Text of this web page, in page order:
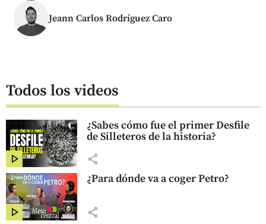
Jeann Carlos Rodríguez Caro
Todos los videos
¿Sabes cómo fue el primer Desfile
de Silleteros de la historia?
share
¿Para dónde va a coger Petro?
share